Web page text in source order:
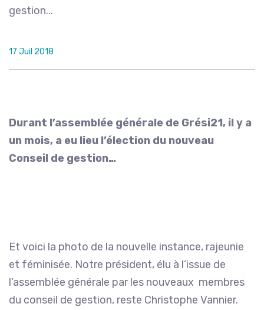
gestion...
17 Juil 2018
Durant l’assemblée générale de Grési21, il y a
un mois, a eu lieu l’élection du nouveau
Conseil de gestion…
Et voici la photo de la nouvelle instance, rajeunie
et féminisée. Notre président, élu à l’issue de
l’assemblée générale par les nouveaux membres
du conseil de gestion, reste Christophe Vannier.